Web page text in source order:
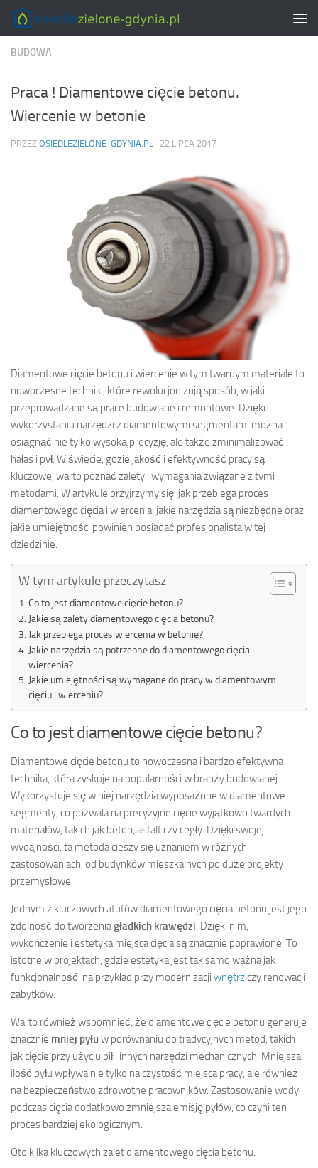
Skip to content
BUDOWA
Praca ! Diamentowe cięcie betonu.
Wiercenie w betonie
PRZEZ OSIEDLEZIELONE-GDYNIA.PL · 22 LIPCA 2017
Diamentowe cięcie betonu i wiercenie w tym twardym materiale to
nowoczesne techniki, które rewolucjonizują sposób, w jaki
przeprowadzane są prace budowlane i remontowe. Dzięki
wykorzystaniu narzędzi z diamentowymi segmentami można
osiągnąć nie tylko wysoką precyzję, ale także zminimalizować
hałas i pył. W świecie, gdzie jakość i efektywność pracy są
kluczowe, warto poznać zalety i wymagania związane z tymi
metodami. W artykule przyjrzymy się, jak przebiega proces
diamentowego cięcia i wiercenia, jakie narzędzia są niezbędne oraz
jakie umiejętności powinien posiadać profesjonalista w tej
dziedzinie.
W tym artykule przeczytasz
Co to jest diamentowe cięcie betonu?
Jakie są zalety diamentowego cięcia betonu?
Jak przebiega proces wiercenia w betonie?
Jakie narzędzia są potrzebne do diamentowego cięcia i
wiercenia?
Jakie umiejętności są wymagane do pracy w diamentowym
cięciu i wierceniu?
Co to jest diamentowe cięcie betonu?
Diamentowe cięcie betonu to nowoczesna i bardzo efektywna
technika, która zyskuje na popularności w branży budowlanej.
Wykorzystuje się w niej narzędzia wyposażone w diamentowe
segmenty, co pozwala na precyzyjne cięcie wyjątkowo twardych
materiałów, takich jak beton, asfalt czy cegły. Dzięki swojej
wydajności, ta metoda cieszy się uznaniem w różnych
zastosowaniach, od budynków mieszkalnych po duże projekty
przemysłowe.
Jednym z kluczowych atutów diamentowego cięcia betonu jest jego
zdolność do tworzeniagładkich krawędzi. Dzięki nim,
wykończenie i estetyka miejsca cięcia są znacznie poprawione. To
istotne w projektach, gdzie estetyka jest tak samo ważna jak
funkcjonalność, na przykład przy modernizacji wnętrzczy renowacji
zabytków.
Warto również wspomnieć, że diamentowe cięcie betonu generuje
znacznie mniej pyłuw porównaniu do tradycyjnych metod, takich
jak cięcie przy użyciu pił i innych narzędzi mechanicznych. Mniejsza
ilość pyłu wpływa nie tylko na czystość miejsca pracy, ale również
na bezpieczeństwo zdrowotne pracowników. Zastosowanie wody
podczas cięcia dodatkowo zmniejsza emisję pyłów, co czyni ten
proces bardziej ekologicznym.
Oto kilka kluczowych zalet diamentowego cięcia betonu: